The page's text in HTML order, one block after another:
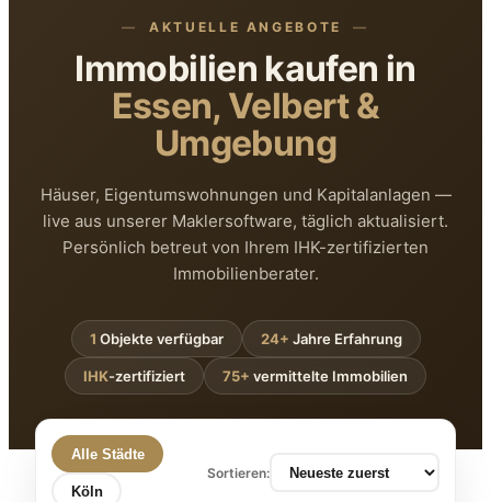
AKTUELLE ANGEBOTE
Immobilien kaufen in
Essen, Velbert &
Umgebung
Häuser, Eigentumswohnungen und Kapitalanlagen —
live aus unserer Maklersoftware, täglich aktualisiert.
Persönlich betreut von Ihrem IHK-zertifizierten
Immobilienberater.
1 Objekte verfügbar 24+ Jahre Erfahrung
IHK-zertifiziert 75+ vermittelte Immobilien
Alle Städte
Köln
Sortieren: